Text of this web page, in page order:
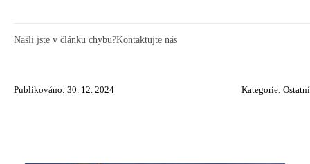
Našli jste v článku chybu?Kontaktujte nás
Publikováno: 30. 12. 2024 Kategorie: Ostatní